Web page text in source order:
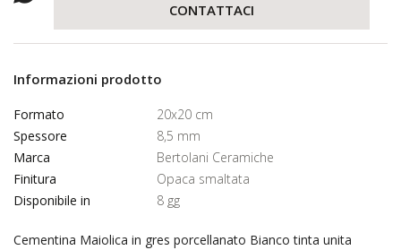
CONTATTACI
Informazioni prodotto
Formato
20x20 cm
Spessore
8,5 mm
Marca
Bertolani Ceramiche
Finitura
Opaca smaltata
Disponibile in
8 gg
Cementina Maiolica in gres porcellanato Bianco tinta unita